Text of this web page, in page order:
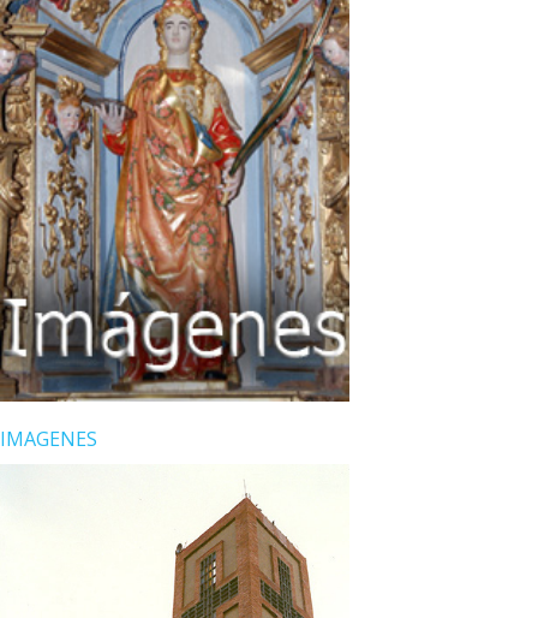
IMAGENES